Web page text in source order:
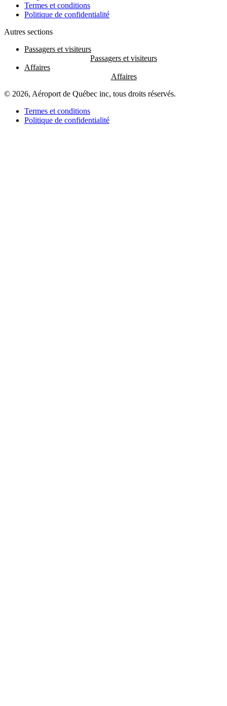
Termes et conditions
Politique de confidentialité
Autres sections
Passagers et visiteurs
Affaires
© 2026, Aéroport de Québec inc, tous droits réservés.
Termes et conditions
Politique de confidentialité